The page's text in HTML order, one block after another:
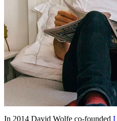
In 2014 David Wolfe co-founded